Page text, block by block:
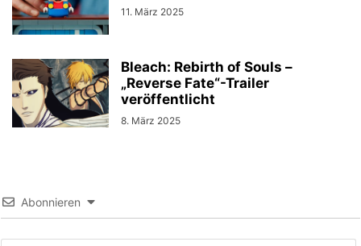
11. März 2025
Bleach: Rebirth of Souls –
„Reverse Fate“-Trailer
veröffentlicht
8. März 2025
Abonnieren